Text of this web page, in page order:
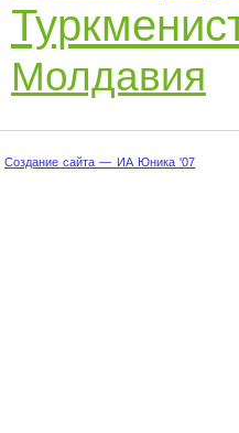
Молдавия
Создание сайта — ИА Юника '07